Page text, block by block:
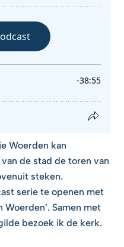
Woerden kan
de stad de toren van
steken.
serie te openen met
Woerden’. Samen met
bezoek ik de kerk.